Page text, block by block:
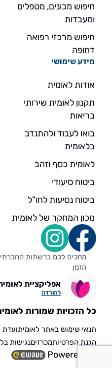
חיפוש מכונים, מטפלים
ומעבדות
חיפוש מרכזי רפואה
דחופה
מידע שימושי
אודות לאומית
תקנון לאומית שירותי
בריאות
בואו לעבוד ולהתנדב
בלאומית
לאומית כסף וזהב
ביטוח סיעודי
ביטוח נסיעות לחו"ל
מכון המחקר של לאומית
מחכים לכם ברשתות
הזמן
אפליקציית
להורדה
כל הזכויות שמורות לאומית
תנאי שימוש באתר לאומיתועדת
הגנת הפרטיותמכרזיםנגישות
Powered by